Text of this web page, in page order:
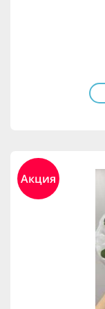
Акция